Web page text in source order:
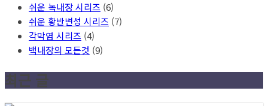
쉬운 녹내장 시리즈 (6)
쉬운 황반변성 시리즈 (7)
각막염 시리즈 (4)
백내장의 모든것 (9)
최근 글